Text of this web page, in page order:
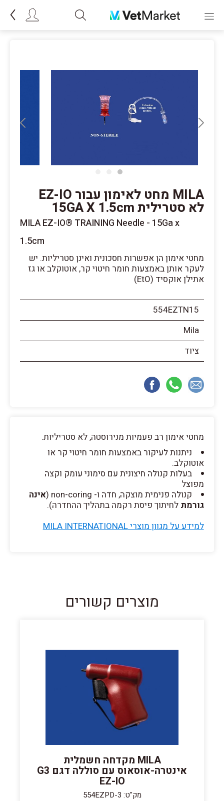
MILA מחט לאימון עבור EZ-IO
לא סטרילית 15GA X 1.5cm
MILA EZ-IO® TRAINING Needle - 15Ga x
1.5cm
מחטי אימון הן אפשרות חסכונית ואינן סטריליות. יש
לעקר אותן באמצעות חומר חיטוי קר, אוטוקלב או גז
אתילן אוקסיד (EtO)
554EZTN15
Mila
ציוד
מחטי אימון רב פעמיות מנירוסטה, לא סטריליות.
ניתנות לעיקור באמצעות חומר חיטוי קר או
אוטוקלב.
בעלות קנולה חיצונית עם סימוני עומק וקצה
מפוצל
קנולה פנימית מוצקה, חדה ו- non-coring (
אינה
גורמת לחיתוך פיסת רקמה בתהליך ההחדרה).
למידע על מגוון מוצרי MILA INTERNATIONAL
מוצרים קשורים
MILA מקדחה חשמלית
אינטרה-אוסאוס עם סוללה דגם G3
EZ-IO
מק"ט: 554EZPD-3